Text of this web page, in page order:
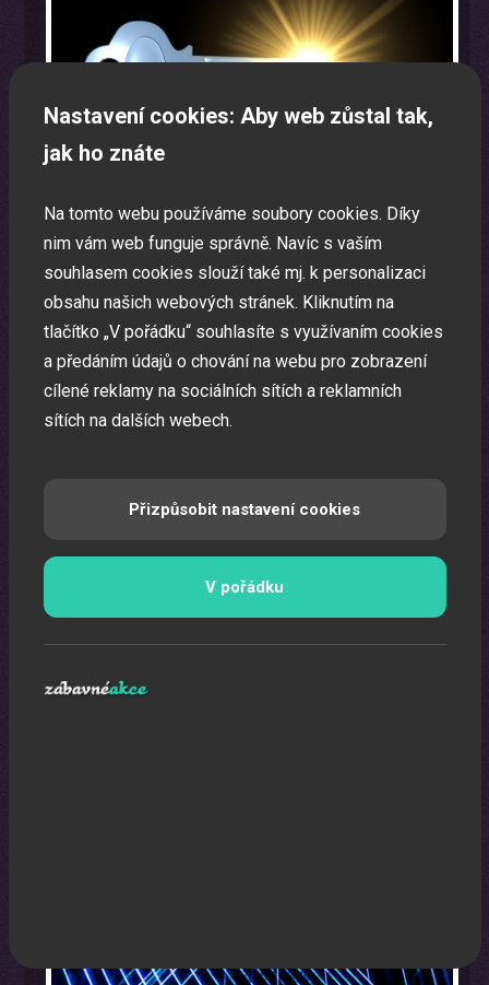
Oslava narozenin s animátorem
Uspořádáme pro vaše děti nezapomenutelnou oslavu.
Nastavení cookies: Aby web zůstal tak,
jak ho znáte
Na tomto webu používáme soubory cookies. Díky
nim vám web funguje správně. Navíc s vaším
souhlasem cookies slouží také mj. k personalizaci
obsahu našich webových stránek. Kliknutím na
tlačítko „V pořádku“ souhlasíte s využívaním cookies
a předáním údajů o chování na webu pro zobrazení
cílené reklamy na sociálních sítích a reklamních
sítích na dalších webech.
Přizpůsobit nastavení cookies
V pořádku